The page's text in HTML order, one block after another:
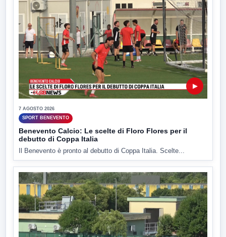
▶
7 AGOSTO 2026
SPORT BENEVENTO
Benevento Calcio: Le scelte di Floro Flores per il
debutto di Coppa Italia
Il Benevento è pronto al debutto di Coppa Italia. Scelte...